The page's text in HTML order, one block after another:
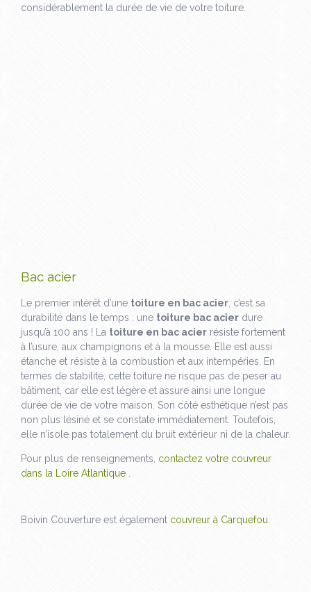
considérablement la durée de vie de votre toiture.
Bac acier
Le premier intérêt d’une toiture en bac acier , c’est sa
durabilité dans le temps : une toiture bac acier dure
jusqu’à 100 ans ! La toiture en bac acier résiste fortement
à l’usure, aux champignons et à la mousse. Elle est aussi
étanche et résiste à la combustion et aux intempéries. En
termes de stabilité, cette toiture ne risque pas de peser au
bâtiment, car elle est légère et assure ainsi une longue
durée de vie de votre maison. Son côté esthétique n’est pas
non plus lésiné et se constate immédiatement. Toutefois,
elle n’isole pas totalement du bruit extérieur ni de la chaleur.
Pour plus de renseignements, contactez votre couvreur
dans la Loire Atlantique
Boivin Couverture est également couvreur à Carquefou.